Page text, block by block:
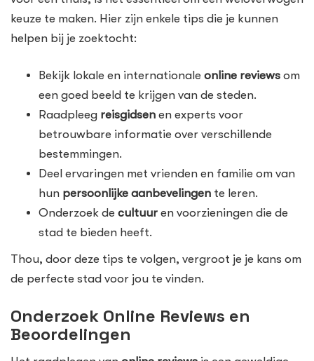
keuze te maken. Hier zijn enkele tips die je kunnen
helpen bij je zoektocht:
Bekijk lokale en internationale online reviews om
een goed beeld te krijgen van de steden.
Raadpleeg reisgidsen en experts voor
betrouwbare informatie over verschillende
bestemmingen.
Deel ervaringen met vrienden en familie om van
hun persoonlijke aanbevelingen te leren.
Onderzoek de cultuur en voorzieningen die de
stad te bieden heeft.
Thou, door deze tips te volgen, vergroot je je kans om
de perfecte stad voor jou te vinden.
Onderzoek Online Reviews en
Beoordelingen